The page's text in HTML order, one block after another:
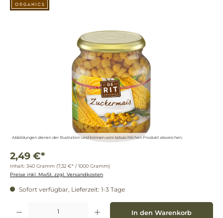
Bildergalerie überspringen
Abbildungen dienen der Illustration und können vom tatsächlichen Produkt abweichen.
2,49 €*
Inhalt: 340 Gramm (7,32 €* / 1000 Gramm)
Preise inkl. MwSt. zzgl. Versandkosten
Sofort verfügbar, Lieferzeit: 1-3 Tage
Produkt Anzahl: Gib den gewünschten Wert ein oder benutze die Schaltflächen um
In den Warenkorb